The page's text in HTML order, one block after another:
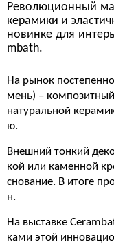
Революционный
керамики и
новинке для
mbath.
На рынок
мень) –
натуральной
ю.
Внешний тонкий
кой или каменной
снование. В итоге
н.
На выставке
ками этой